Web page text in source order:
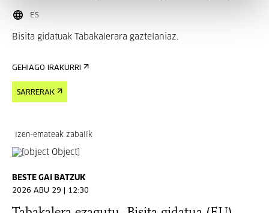
ES
Bisita gidatuak Tabakalerara gaztelaniaz.
GEHIAGO IRAKURRI
SARRERAK
Izen-emateak zabalik
BESTE GAI BATZUK
2026 ABU 29 | 12:30